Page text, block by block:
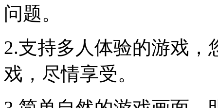
问题。
2.支持多人体验的游戏
戏，尽情享受。